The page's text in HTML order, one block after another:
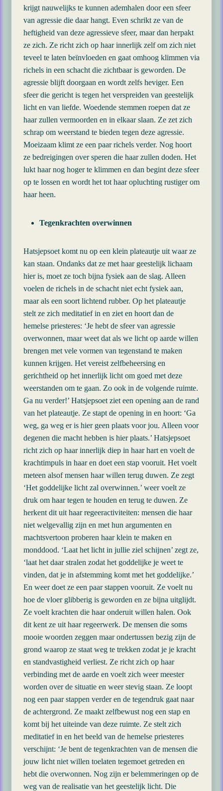
krijgt nauwelijks te kunnen ademhalen door een sfeer
van agressie die daar hangt. Even schrikt ze van de
heftigheid van deze agressieve sfeer, maar dan herpakt
ze zich. Ze richt zich op haar innerlijk zelf om zich niet
teveel te laten beïnvloeden en gaat omhoog klimmen via
richels in een schacht die zichtbaar is geworden. De
agressie blijft doorgaan en wordt zelfs heviger. Een
sfeer die gericht is tegen het verspreiden van geestelijk
licht en van liefde. Woedende stemmen roepen dat ze
haar zullen vermoorden en in elkaar slaan. Ze zet zich
schrap om weerstand te bieden tegen deze agressie.
Moeizaam klimt ze een paar richels verder. Nog hoort
ze bedreigingen over speren die haar zullen doden. Het
lukt haar nog hoger te klimmen en dan begint deze sfeer
op te lossen en wordt het tot haar opluchting rustiger om
haar heen.
Tegenkrachten overwinnen
Hatsjepsoet komt nu op een klein plateautje uit waar ze
kan staan. Ondanks dat ze met haar geestelijk lichaam
hier is, moet ze toch bijna fysiek aan de slag. Alleen
voelen de richels in de schacht niet echt fysiek aan,
maar als een soort lichtend rubber. Op het plateautje
stelt ze zich meditatief in en ziet en hoort dan de
hemelse priesteres: ‘Je hebt de sfeer van agressie
overwonnen, maar weet dat als we licht op aarde willen
brengen met vele vormen van tegenstand te maken
kunnen krijgen. Het vereist zelfbeheersing en
gerichtheid op het innerlijk licht om goed met deze
weerstanden om te gaan. Zo ook in de volgende ruimte.
Ga nu verder!’ Hatsjepsoet ziet een opening aan de rand
van het plateautje. Ze stapt de opening in en hoort: ‘Ga
weg, ga weg er is hier geen plaats voor jou. Alleen voor
degenen die macht hebben is hier plaats.’ Hatsjepsoet
richt zich op haar innerlijk diep in haar hart en voelt de
krachtimpuls in haar en doet een stap vooruit. Het voelt
meteen alsof mensen haar willen terug duwen. Ze zegt
‘Het goddelijke licht zal overwinnen.’ weer voelt ze
druk om haar tegen te houden en terug te duwen. Ze
herkent dit uit haar regeeractiviteiten: mensen die haar
niet welgevallig zijn en met hun argumenten en
machtsvertoon proberen haar klein te maken en
monddood. ‘Laat het licht in jullie ziel schijnen’ zegt ze,
‘laat het daar stralen zodat het goddelijke je weet te
vinden, dat je in afstemming komt met het goddelijke.’
En weer doet ze een paar stappen vooruit. Ze voelt nu
hoe de vloer glibberig is geworden en ze bijna uitglijdt.
Ze voelt krachten die haar onderuit willen halen. Ook
dit kent ze uit haar regeerwerk. De mensen die soms
mooie woorden zeggen maar ondertussen bezig zijn de
grond waarop ze staat weg te trekken zodat je je kracht
en standvastigheid verliest. Ze richt zich op haar
verbinding met de aarde en voelt zich weer meester
worden over de situatie en weer stevig staan. Ze loopt
nog een paar stappen verder en de tegendruk gaat naar
de achtergrond. Ze maakt zelfbewust nog een stap en
komt bij het uiteinde van deze ruimte. Ze stelt zich
meditatief in en het beeld van de hemelse priesteres
verschijnt: ‘Je bent de tegenkrachten van de mensen die
jouw licht niet willen toelaten tegemoet getreden en
hebt die overwonnen. Nog zijn er belemmeringen op de
weg van de realisatie van het geestelijk licht. Die